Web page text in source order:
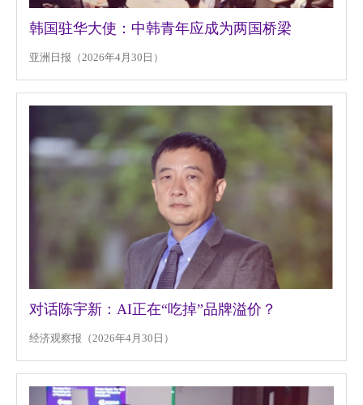
韩国驻华大使：中韩青年应成为两国桥梁
亚洲日报（2026年4月30日）
对话陈宇新：AI正在“吃掉”品牌溢价？
经济观察报（2026年4月30日）